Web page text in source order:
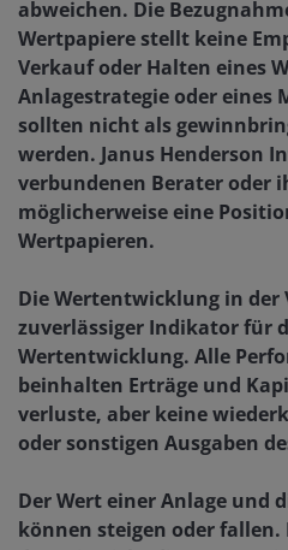
abweichen. Die
Wertpapiere stellt keine
Verkauf oder Halten eines
Anlagestrategie oder eines
sollten nicht als
werden. Janus Henderson
verbundenen Berater oder
möglicherweise eine
Wertpapieren.
Die Wertentwicklung in der
zuverlässiger Indikator für
Wertentwicklung. Alle
beinhalten Erträge und
verluste, aber keine
oder sonstigen Ausgaben
Der Wert einer Anlage und
können steigen oder fallen.